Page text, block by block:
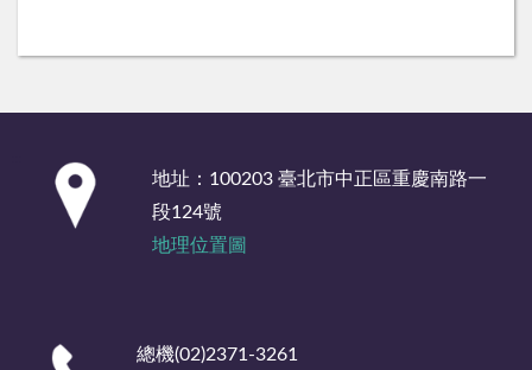
地址：100203 臺北市中正區重慶南路一
段124號
地理位置圖
總機(02)2371-3261